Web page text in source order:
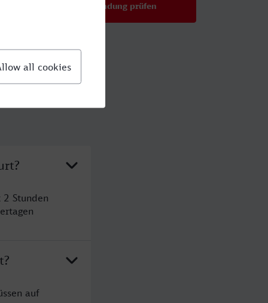
Verbindung prüfen
Stunden
auf